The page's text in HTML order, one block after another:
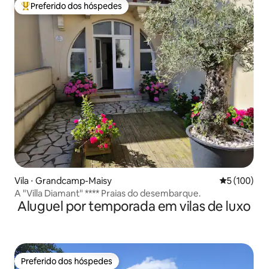
Entre os melhores preferidos dos hóspedes
Preferido dos hóspedes
Vila ⋅ Grandcamp-Maisy 5 de uma
5 (100)
A "Villa Diamant" **** Praias do desembarque.
Aluguel por temporada em vilas de luxo
Preferido dos hóspedes
Preferido dos hóspedes